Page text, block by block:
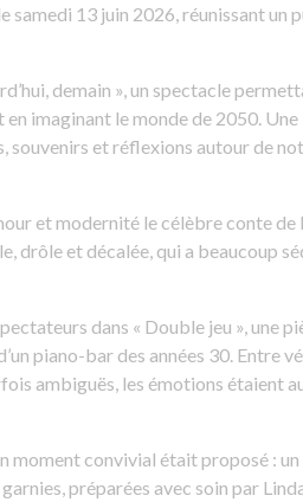
samedi 13 juin 2026, réunissant un
demain », un spectacle
imaginant le monde de 2050.
souvenirs et réflexions autour de
et modernité le célèbre conte de
drôle et décalée, qui a beaucoup
dans « Double jeu », une
piano-bar des années 30. Entre
ambiguës, les émotions étaient
moment convivial était proposé : un
préparées avec soin par